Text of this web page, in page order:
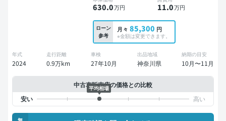
630.0万円 11.0万円
ローン
参考
月々 85,300 円
※金額は変更できます。
年式
2024
走行距離
0.9万km
車検
27年10月
出品地域
神奈川県
納期の目安
10月〜11月
中古車販売店の価格との比較
平均相場